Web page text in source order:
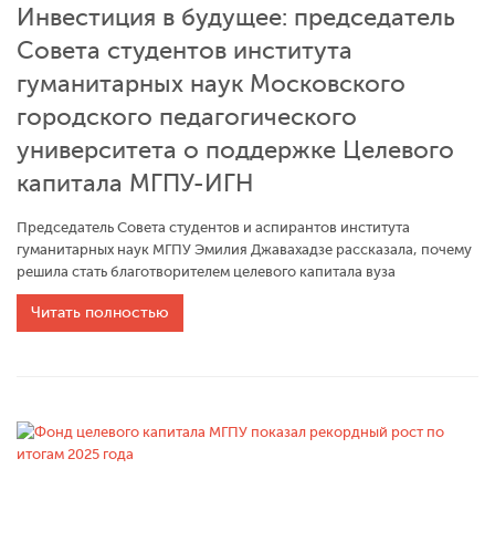
Инвестиция в будущее: председатель
Совета студентов института
гуманитарных наук Московского
городского педагогического
университета о поддержке Целевого
капитала МГПУ-ИГН
Председатель Совета студентов и аспирантов института
гуманитарных наук МГПУ Эмилия Джавахадзе рассказала, почему
решила стать благотворителем целевого капитала вуза
Читать полностью